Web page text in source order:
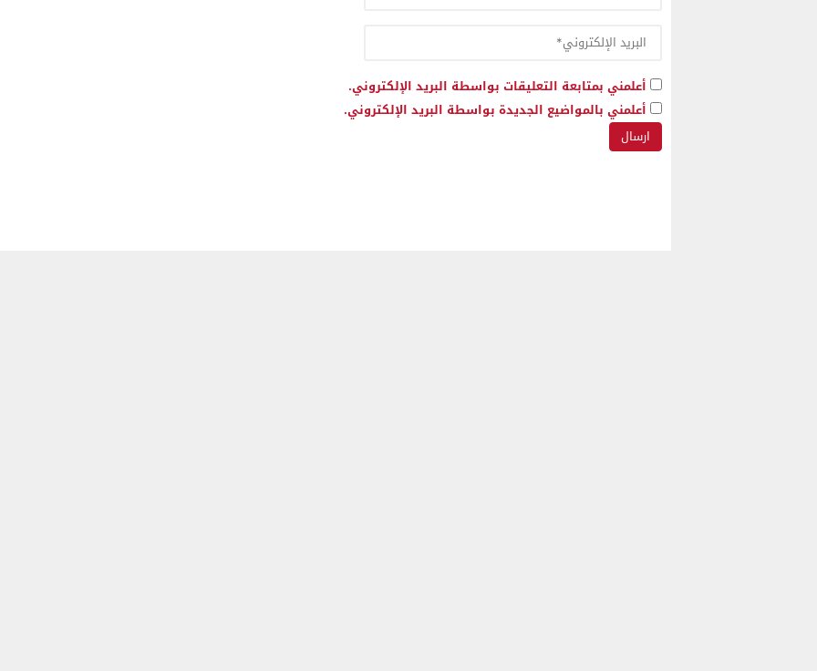
أعلمني بمتابعة التعليقات بواسطة البريد الإلكتروني.
أعلمني بالمواضيع الجديدة بواسطة البريد الإلكتروني.